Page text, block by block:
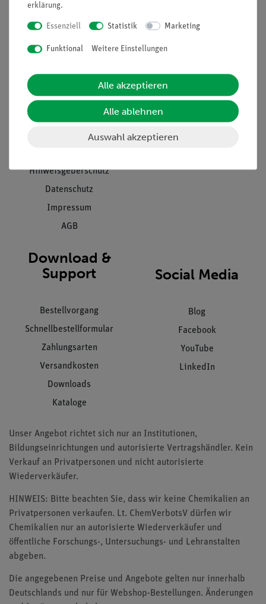
Informationen
Projekte und Lösungen
Stellenangebote
Hinweisgeberschutz
Datenschutz
Impressum
AGB
Beratung & Showroom
Inventarisierungs- &
Download &
Support
Bestellvorgang
Schnellbestellformular
Zahlungsarten
Versandkosten
Downloads
Kataloge
Social Media
Blog
Facebook
YouTube
LinkedIn
Unser Angebot richtet sich nur an Institutionen,
Bildungseinrichtungen und autorisierte Vertragshändler. Kein
Verkauf an Privatpersonen und nicht autorisierte
Wiederverkäufer.
HINWEIS: Bitte beachten Sie, dass wir keine Chemikalien an
Privatpersonen verkaufen. Lt. ChemVerbotsV dürfen wir
Chemikalien nur an autorisierte Wiederverkäufer und
öffentliche Forschungs-, Untersuchungs- und Lehranstalten
abgeben.
Die angegebenen Preise und Angebote gelten nur innerhalb
Deutschlands und nur für Webshop-Bestellungen. Änderungen
erklärung.
Essenziell Statistik Marketing
Funktional Weitere Einstellungen
Alle akzeptieren
Alle ablehnen
Auswahl akzeptieren